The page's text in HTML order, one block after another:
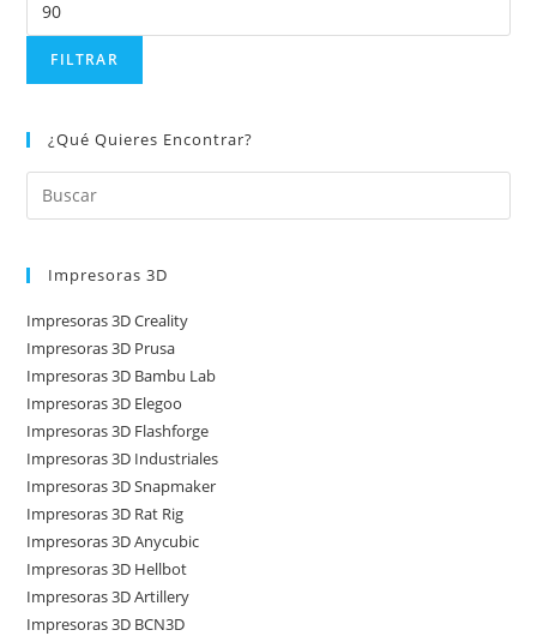
FILTRAR
¿Qué Quieres Encontrar?
Impresoras 3D
Impresoras 3D Creality
Impresoras 3D Prusa
Impresoras 3D Bambu Lab
Impresoras 3D Elegoo
Impresoras 3D Flashforge
Impresoras 3D Industriales
Impresoras 3D Snapmaker
Impresoras 3D Rat Rig
Impresoras 3D Anycubic
Impresoras 3D Hellbot
Impresoras 3D Artillery
Impresoras 3D BCN3D